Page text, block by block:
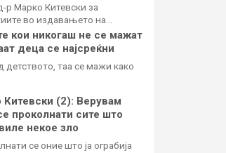
р Марко Китевски за
во издавањето на…
кои никогаш не се мажат
деца се најсреќни
детството, таа се мажи како
Китевски (2): Верувам
проколнати сите што
некое зло
се оние што ја ограбија